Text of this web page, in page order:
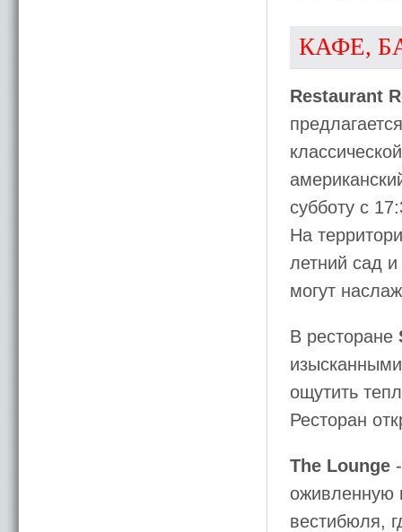
КАФЕ,
Restaurant
субботу с
На
летний сад
могут
В ресторане
ощутить
Ресторан
The Lounge
оживленную
вестибюля,